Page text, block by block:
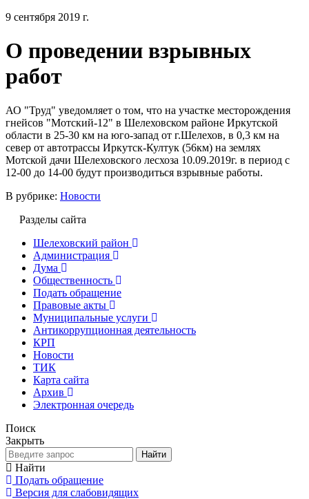
9 сентября 2019 г.
О проведении взрывных
работ
АО "Труд" уведомляет о том, что на участке месторождения
гнейсов "Мотский-12" в Шелеховском районе Иркутской
области в 25-30 км на юго-запад от г.Шелехов, в 0,3 км на
север от автотрассы Иркутск-Култук (56км) на землях
Мотской дачи Шелеховского лесхоза 10.09.2019г. в период с
12-00 до 14-00 будут производиться взрывные работы.
В рубрике: Новости
Разделы сайта
Шелеховский район
Администрация
Дума
Общественность
Подать обращение
Правовые акты
Муниципальные услуги
Антикоррупционная деятельность
КРП
Новости
ТИК
Карта сайта
Архив
Электронная очередь
Поиск
Закрыть
Найти
Найти
Подать обращение
Версия для слабовидящих